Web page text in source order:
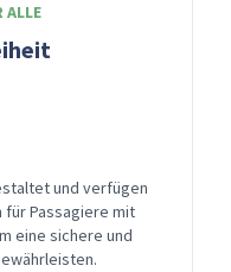
ALLE
und verfügen
Passagiere mit
eine sichere und